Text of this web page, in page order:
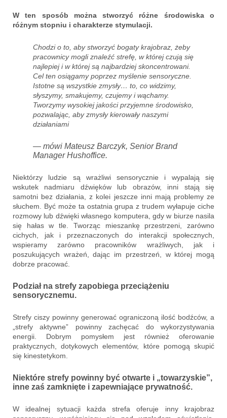
W ten sposób można stworzyć różne środowiska o
różnym stopniu i charakterze stymulacji.
Chodzi o to, aby stworzyć bogaty krajobraz, żeby
pracownicy mogli znaleźć strefę, w której czują się
najlepiej i w której są najbardziej skoncentrowani.
Cel ten osiągamy poprzez myślenie sensoryczne.
Istotne są wszystkie zmysły… to, co widzimy,
słyszymy, smakujemy, czujemy i wąchamy.
Tworzymy wysokiej jakości przyjemne środowisko,
pozwalając, aby zmysły kierowały naszymi
działaniami
— mówi Mateusz Barczyk, Senior Brand
Manager Hushoffice.
Niektórzy ludzie są wrażliwi sensorycznie i wypalają się
wskutek nadmiaru dźwięków lub obrazów, inni stają się
samotni bez działania, z kolei jeszcze inni mają problemy ze
słuchem. Być może ta ostatnia grupa z trudem wyłapuje ciche
rozmowy lub dźwięki własnego komputera, gdy w biurze nasila
się hałas w tle. Tworząc mieszankę przestrzeni, zarówno
cichych, jak i przeznaczonych do interakcji społecznych,
wspieramy zarówno pracowników wrażliwych, jak i
poszukujących wrażeń, dając im przestrzeń, w której mogą
dobrze pracować.
Podział na strefy zapobiega przeciążeniu
sensorycznemu.
Strefy ciszy powinny generować ograniczoną ilość bodźców, a
„strefy aktywne” powinny zachęcać do wykorzystywania
energii. Dobrym pomysłem jest również oferowanie
praktycznych, dotykowych elementów, które pomogą skupić
się kinestetykom.
Niektóre strefy powinny być otwarte i „towarzyskie”,
inne zaś zamknięte i zapewniające prywatność.
W idealnej sytuacji każda strefa oferuje inny krajobraz